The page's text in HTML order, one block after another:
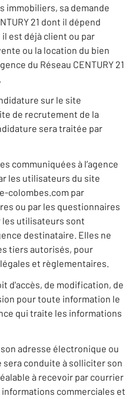
immobiliers, sa demande
21 dont il dépend
est déjà client ou par
ou la location du bien
du Réseau CENTURY 21
sur le site
de recrutement de la
sera traitée par
communiquées à l’agence
les utilisateurs du site
colombes.com par
ou par les questionnaires
les utilisateurs sont
destinataire. Elles ne
tiers autorisés, pour
et règlementaires.
d'accès, de modification, de
pour toute information le
qui traite les informations
adresse électronique ou
sera conduite à solliciter son
à recevoir par courrier
commerciales et